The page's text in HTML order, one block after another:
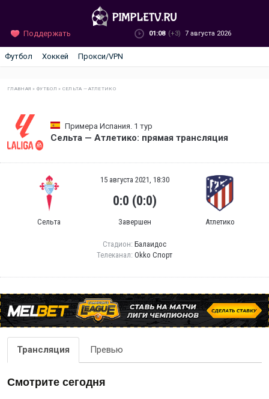
Поддержать 01:08 (+3) 7 августа 2026
Футбол Хоккей Прокси/VPN
ГЛАВНАЯ »ФУТБОЛ » СЕЛЬТА — АТЛЕТИКО
Примера Испания. 1 тур
Сельта — Атлетико: прямая трансляция
Сельта
15 августа 2021, 18:30
0:0 (0:0)
Завершен Атлетико
Стадион: Балаидос
Телеканал: Okko Спорт
Трансляция Превью
Смотрите сегодня